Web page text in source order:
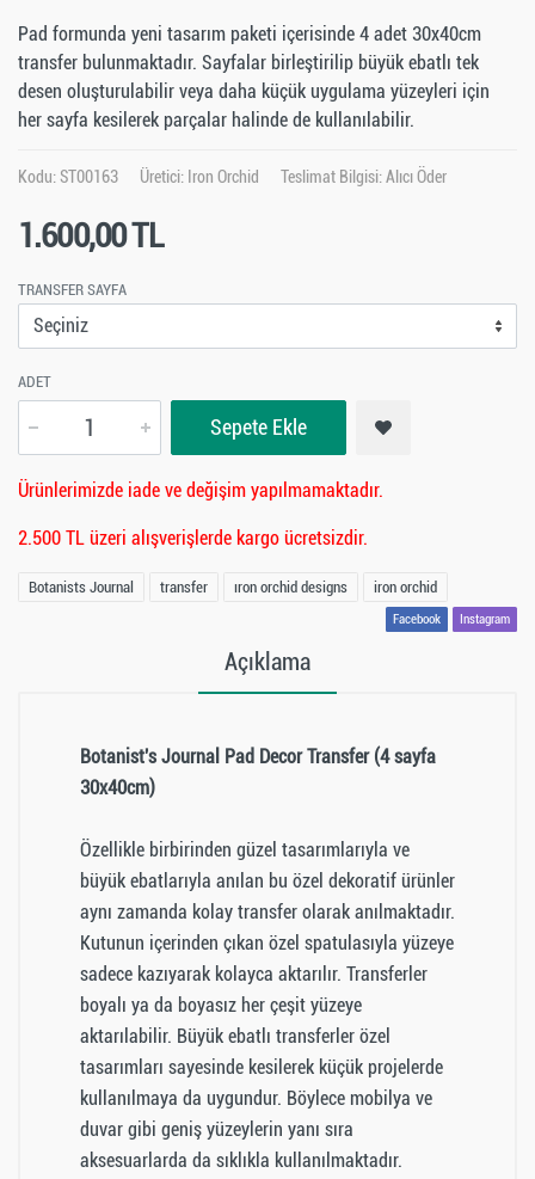
Pad formunda yeni tasarım paketi içerisinde 4 adet 30x40cm
transfer bulunmaktadır. Sayfalar birleştirilip büyük ebatlı tek
desen oluşturulabilir veya daha küçük uygulama yüzeyleri için
her sayfa kesilerek parçalar halinde de kullanılabilir.
Kodu: ST00163 Üretici: Iron Orchid Teslimat Bilgisi: Alıcı Öder
1.600,00 TL
TRANSFER SAYFA
ADET
Sepete Ekle
Ürünlerimizde iade ve değişim yapılmamaktadır.
2.500 TL üzeri alışverişlerde kargo ücretsizdir.
Botanists Journal transfer ıron orchid designs iron orchid
Facebook Instagram
Açıklama
Botanist's Journal Pad Decor Transfer (4 sayfa
30x40cm)
Özellikle birbirinden güzel tasarımlarıyla ve
büyük ebatlarıyla anılan bu özel dekoratif ürünler
aynı zamanda kolay transfer olarak anılmaktadır.
Kutunun içerinden çıkan özel spatulasıyla yüzeye
sadece kazıyarak kolayca aktarılır. Transferler
boyalı ya da boyasız her çeşit yüzeye
aktarılabilir. Büyük ebatlı transferler özel
tasarımları sayesinde kesilerek küçük projelerde
kullanılmaya da uygundur. Böylece mobilya ve
duvar gibi geniş yüzeylerin yanı sıra
aksesuarlarda da sıklıkla kullanılmaktadır.